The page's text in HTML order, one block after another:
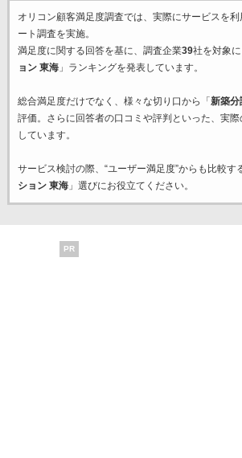
オリコン顧客満足度調査では、実際にサービスを利
ート調査を実施。
満足度に関する回答を基に、調査企業39社を対象に
ョン 東海」ランキングを発表しています。
総合満足度だけでなく、様々な切り口から「 新築分
評価。さらに回答者の口コミや評判といった、実
しています。
サービス検討の際、“ユーザー満足度”からも比較す
ション 東海」選びにお役立てください。
PR